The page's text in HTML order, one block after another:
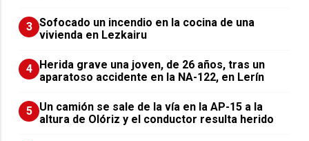
3 Sofocado un incendio en la cocina de una
vivienda en Lezkairu
4 Herida grave una joven, de 26 años, tras un
aparatoso accidente en la NA-122, en Lerín
5 Un camión se sale de la vía en la AP-15 a la
altura de Olóriz y el conductor resulta herido